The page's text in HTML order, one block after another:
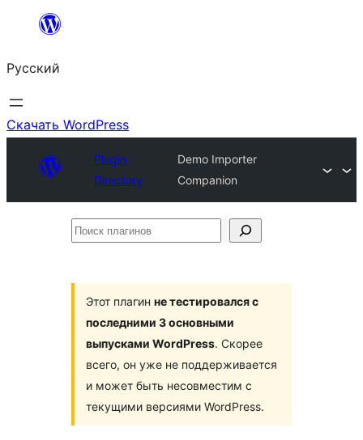
Перейти
содержимому
Русский
Скачать WordPress
Plugin
Directory
Demo Importer
Companion
Поиск
Этот плагин не тестировался с
последними 3 основными
выпусками WordPress. Скорее
всего, он уже не поддерживается
и может быть несовместим с
текущими версиями WordPress.